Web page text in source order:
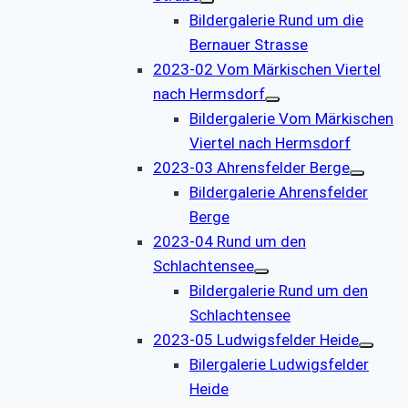
Bildergalerie Rund um die
Bernauer Strasse
2023-02 Vom Märkischen Viertel
nach Hermsdorf
Bildergalerie Vom Märkischen
Viertel nach Hermsdorf
2023-03 Ahrensfelder Berge
Bildergalerie Ahrensfelder
Berge
2023-04 Rund um den
Schlachtensee
Bildergalerie Rund um den
Schlachtensee
2023-05 Ludwigsfelder Heide
Bilergalerie Ludwigsfelder
Heide